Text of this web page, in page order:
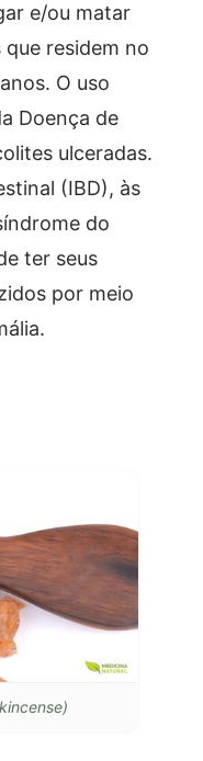
e/ou matar
residem no
O uso
Doença de
ulceradas.
(IBD), às
do
ter seus
por meio